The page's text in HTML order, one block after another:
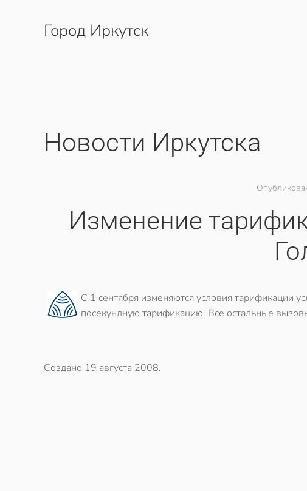
Перейти к содержимому
Город Иркутск
Новости Иркутска
Изменение
С 1 сентября изменяются условия тарификации
посекундную тарификацию. Все остальные
Создано 19 августа 2008.